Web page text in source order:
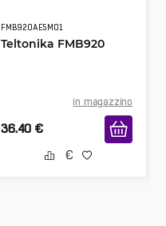
FMB920AE5M01
Teltonika FMB920
in magazzino
36.40 €